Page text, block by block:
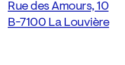
Rue des Amours, 10
B-7100 La Louvière